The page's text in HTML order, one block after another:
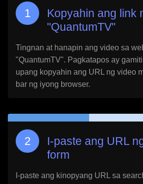
Kopyahin ang link
"QuantumTV"
Tingnan at hanapin ang video sa
"QuantumTV". Pagkatapos ay
upang kopyahin ang URL ng video
bar ng iyong browser.
I-paste ang URL
form
I-paste ang kinopyang URL sa